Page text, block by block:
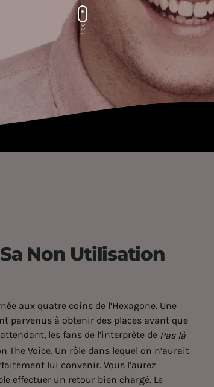
Non Utilisation
aux quatre coins de l’Hexagone. Une
parvenus à obtenir des places avant que
les fans de l’interprète de Pas là
Voice. Un rôle dans lequel on n’aurait
lui convenir. Vous l’aurez
effectuer un retour bien chargé. Le